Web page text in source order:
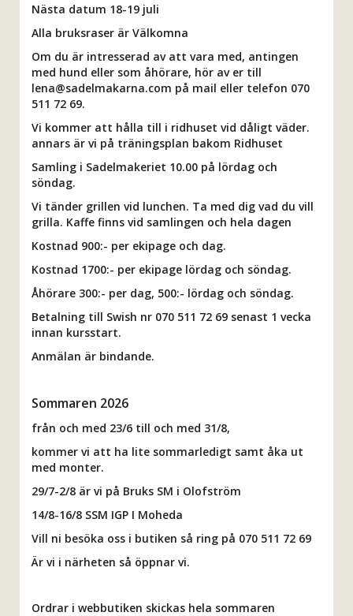
Nästa datum 18-19 juli
Alla bruksraser är Välkomna
Om du är intresserad av att vara med, antingen
med hund eller som åhörare, hör av er till
lena@sadelmakarna.com på mail eller telefon 070
511 72 69.
Vi kommer att hålla till i ridhuset vid dåligt väder.
annars är vi på träningsplan bakom Ridhuset
Samling i Sadelmakeriet 10.00 på lördag och
söndag.
Vi tänder grillen vid lunchen. Ta med dig vad du vill
grilla. Kaffe finns vid samlingen och hela dagen
Kostnad 900:- per ekipage och dag.
Kostnad 1700:- per ekipage lördag och söndag.
Åhörare 300:- per dag, 500:- lördag och söndag.
Betalning till Swish nr 070 511 72 69 senast 1 vecka
innan kursstart.
Anmälan är bindande.
Sommaren 2026
från och med 23/6 till och med 31/8,
kommer vi att ha lite sommarledigt samt åka ut
med monter.
29/7-2/8 är vi på Bruks SM i Olofström
14/8-16/8 SSM IGP I Moheda
Vill ni besöka oss i butiken så ring på 070 511 72 69
Är vi i närheten så öppnar vi.
Ordrar i webbutiken skickas hela sommaren